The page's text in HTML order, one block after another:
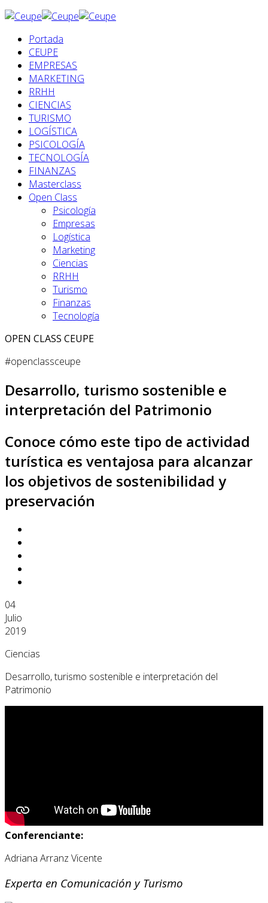
Portada
CEUPE
EMPRESAS
MARKETING
RRHH
CIENCIAS
TURISMO
LOGÍSTICA
PSICOLOGÍA
TECNOLOGÍA
FINANZAS
Masterclass
Open Class
Psicología
Empresas
Logística
Marketing
Ciencias
RRHH
Turismo
Finanzas
Tecnología
OPEN CLASS CEUPE
#openclassceupe
Desarrollo, turismo sostenible e
interpretación del Patrimonio
Conoce cómo este tipo de actividad
turística es ventajosa para alcanzar
los objetivos de sostenibilidad y
preservación
04
Julio
2019
Ciencias
Desarrollo, turismo sostenible e interpretación del
Patrimonio
Conferenciante:
Adriana Arranz Vicente
Experta en Comunicación y Turismo